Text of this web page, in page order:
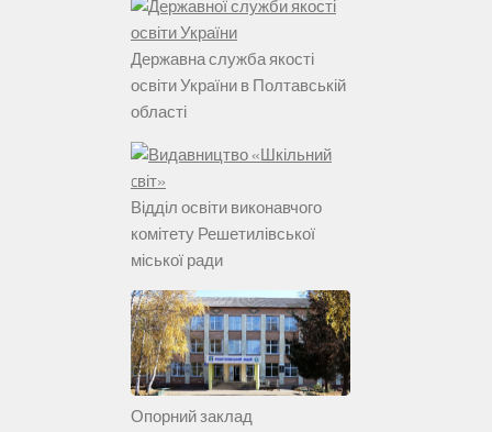
Державна служба якості
освіти України в Полтавській
області
Відділ освіти виконавчого
комітету Решетилівської
міської ради
Опорний заклад